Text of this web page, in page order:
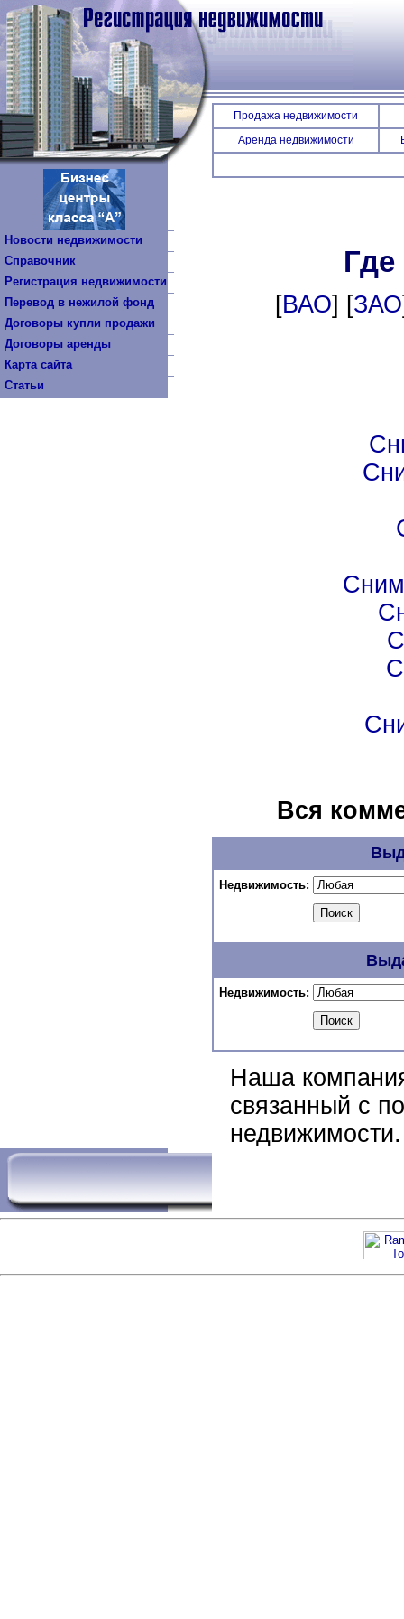
Новости недвижимости
Справочник
Регистрация недвижимости
Перевод в нежилой фонд
Договоры купли продажи
Договоры аренды
Карта сайта
Статьи
Продажа недвижимости
Аренда недвижимости
[ВАО] [ЗАО
Вся
Недвижимость:
Недвижимость:
Наша
связанный с
недвижимости.